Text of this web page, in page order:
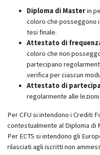
Diploma di Masterin
coloro che posseggono
tesi finale.
Attestato di
coloro che non
partecipano
verifica per ciascun
Attestato di
regolarmente alle
Per CFU si intendono i Crediti
contestualmente al Diploma di
Per ECTS si intendono gli
rilasciati agli iscritti non